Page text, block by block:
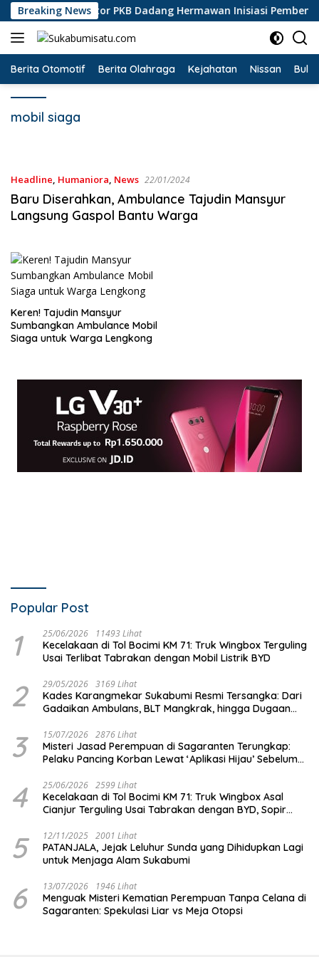
Langsung
ke
konten
Breaking News
Legislator PKB Dadang Hermawan Inisiasi
Berita Otomotif Berita Olahraga Kejahatan Nissan
mobil siaga
Headline, Humaniora, News 22/01/2024
Baru Diserahkan, Ambulance Tajudin Mansyur
Langsung Gaspol Bantu Warga
Keren! Tajudin Mansyur
Sumbangkan Ambulance Mobil
Siaga untuk Warga Lengkong
Popular Post
1 25/06/2026 11493 Lihat
Kecelakaan di Tol Bocimi KM 71: Truk Wingbox Terguling
Usai Terlibat Tabrakan dengan Mobil Listrik BYD
2 29/05/2026 3169 Lihat
Kades Karangmekar Sukabumi Resmi Tersangka: Dari
Gadaikan Ambulans, BLT Mangkrak, hingga Dugaan
3 15/07/2026 2876 Lihat
Misteri Jasad Perempuan di Sagaranten Terungkap:
Pelaku Pancing Korban Lewat ‘Aplikasi Hijau’ Sebelum
4 25/06/2026 2599 Lihat
Kecelakaan di Tol Bocimi KM 71: Truk Wingbox Asal
Cianjur Terguling Usai Tabrakan dengan BYD, Sopir
5 12/11/2025 2001 Lihat
PATANJALA, Jejak Leluhur Sunda yang Dihidupkan Lagi
untuk Menjaga Alam Sukabumi
6 13/07/2026 1946 Lihat
Menguak Misteri Kematian Perempuan Tanpa Celana di
Sagaranten: Spekulasi Liar vs Meja Otopsi